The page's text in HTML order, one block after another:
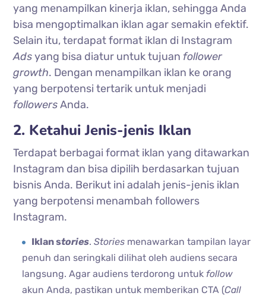
yang menampilkan kinerja iklan, sehingga Anda
bisa mengoptimalkan iklan agar semakin efektif.
Selain itu, terdapat format iklan di Instagram
Adsyang bisa diatur untuk tujuan follower
growth. Dengan menampilkan iklan ke orang
yang berpotensi tertarik untuk menjadi
followersAnda.
2. Ketahui Jenis-jenis Iklan
Terdapat berbagai format iklan yang ditawarkan
Instagram dan bisa dipilih berdasarkan tujuan
bisnis Anda. Berikut ini adalah jenis-jenis iklan
yang berpotensi menambah followers
Instagram.
Iklan stories.Stories menawarkan tampilan layar
penuh dan seringkali dilihat oleh audiens secara
langsung. Agar audiens terdorong untuk follow
akun Anda, pastikan untuk memberikan CTA (Call